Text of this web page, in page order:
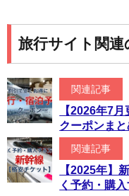
旅行サイト関連
関連記事
【2026年7
クーポンまと
関連記事
【2025年】
く予約・購